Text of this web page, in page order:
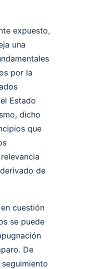
expuesto,
una
por la
Estado
dicho
que
de
cuestión
se puede
De